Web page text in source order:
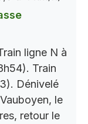
ligne N à
Train
Dénivelé
le
retour le